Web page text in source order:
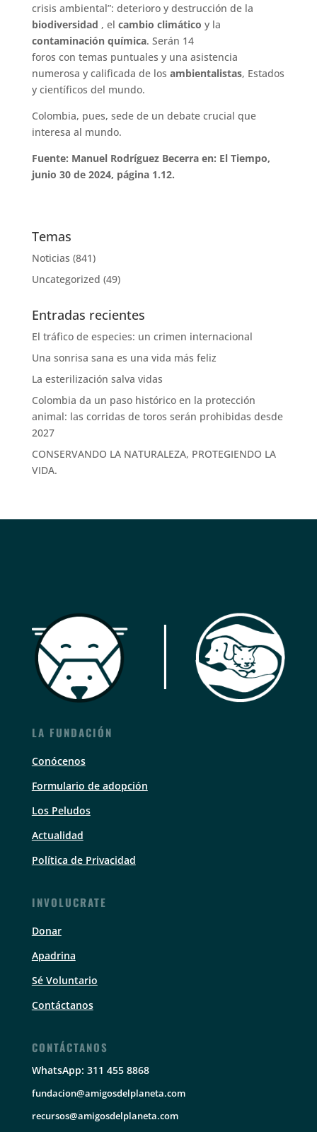
crisis ambiental”: deterioro y destrucción de la
biodiversidad , el cambio climático y la
contaminación química. Serán 14
foros con temas puntuales y una asistencia
numerosa y calificada de los ambientalistas, Estados
y científicos del mundo.
Colombia, pues, sede de un debate crucial que
interesa al mundo.
Fuente: Manuel Rodríguez Becerra en: El Tiempo,
junio 30 de 2024, página 1.12.
Temas
Noticias (841)
Uncategorized (49)
Entradas recientes
El tráfico de especies: un crimen internacional
Una sonrisa sana es una vida más feliz
La esterilización salva vidas
Colombia da un paso histórico en la protección
animal: las corridas de toros serán prohibidas desde
2027
CONSERVANDO LA NATURALEZA, PROTEGIENDO LA
VIDA.
LA FUNDACIÓN
Conócenos
Formulario de adopción
Los Peludos
Actualidad
Política de Privacidad
INVOLUCRATE
Donar
Apadrina
Sé Voluntario
Contáctanos
CONTÁCTANOS
WhatsApp: 311 455 8868
fundacion@amigosdelplaneta.com
recursos@amigosdelplaneta.com